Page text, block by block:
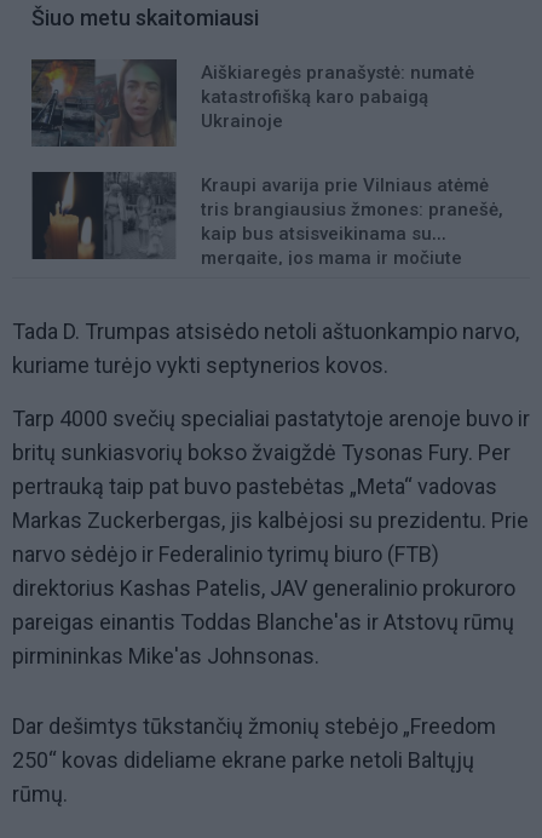
Šiuo metu skaitomiausi
Aiškiaregės pranašystė: numatė
katastrofišką karo pabaigą
Ukrainoje
Kraupi avarija prie Vilniaus atėmė
tris brangiausius žmones: pranešė,
kaip bus atsisveikinama su
mergaite, jos mama ir močiute
Tada D. Trumpas atsisėdo netoli aštuonkampio narvo,
kuriame turėjo vykti septynerios kovos.
Tarp 4000 svečių specialiai pastatytoje arenoje buvo ir
britų sunkiasvorių bokso žvaigždė Tysonas Fury. Per
pertrauką taip pat buvo pastebėtas „Meta“ vadovas
Markas Zuckerbergas, jis kalbėjosi su prezidentu. Prie
narvo sėdėjo ir Federalinio tyrimų biuro (FTB)
direktorius Kashas Patelis, JAV generalinio prokuroro
pareigas einantis Toddas Blanche'as ir Atstovų rūmų
pirmininkas Mike'as Johnsonas.
Dar dešimtys tūkstančių žmonių stebėjo „Freedom
250“ kovas dideliame ekrane parke netoli Baltųjų
rūmų.